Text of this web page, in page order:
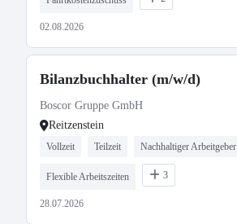
02.08.2026
Bilanzbuchhalter (m/w/d)
Boscor Gruppe GmbH
Reitzenstein
Vollzeit Teilzeit Nachhaltiger Arbeitgeber
Flexible Arbeitszeiten 3
28.07.2026